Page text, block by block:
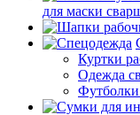
для маски
Куртки
Одежда